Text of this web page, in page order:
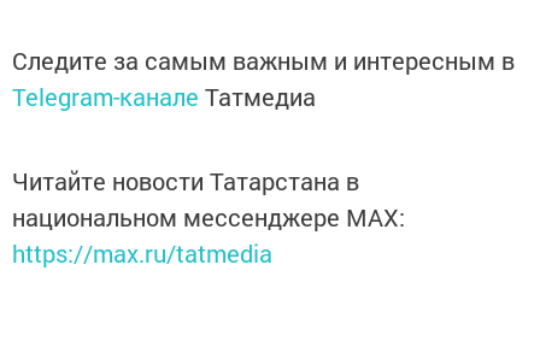
Следите за самым важным и интересным в
Telegram-канале Татмедиа
Читайте новости Татарстана в
национальном мессенджере MАХ:
https://max.ru/tatmedia